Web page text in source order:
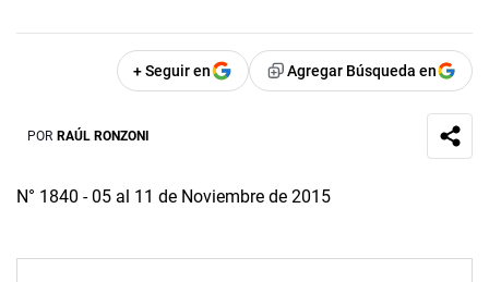
+ Seguir en Agregar Búsqueda en
POR RAÚL RONZONI
N° 1840 - 05 al 11 de Noviembre de 2015